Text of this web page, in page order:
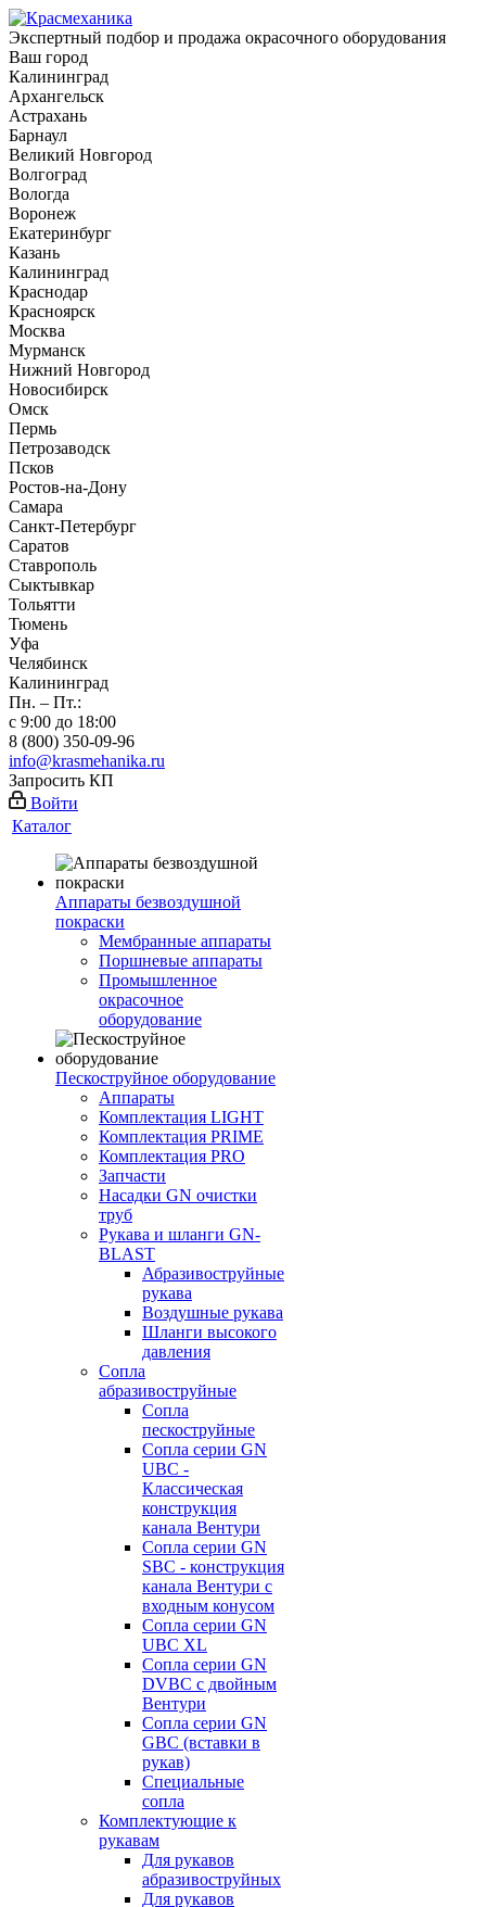
Экспертный подбор и продажа окрасочного оборудования
Ваш город
Калининград
Архангельск
Астрахань
Барнаул
Великий Новгород
Волгоград
Вологда
Воронеж
Екатеринбург
Казань
Калининград
Краснодар
Красноярск
Москва
Мурманск
Нижний Новгород
Новосибирск
Омск
Пермь
Петрозаводск
Псков
Ростов-на-Дону
Самара
Санкт-Петербург
Саратов
Ставрополь
Сыктывкар
Тольятти
Тюмень
Уфа
Челябинск
Калининград
Пн. – Пт.:
с 9:00 до 18:00
8 (800) 350-09-96
info@krasmehanika.ru
Запросить КП
Войти
Каталог
Аппараты безвоздушной
покраски
Мембранные аппараты
Поршневые аппараты
Промышленное
окрасочное
оборудование
Пескоструйное оборудование
Аппараты
Комплектация LIGHT
Комплектация PRIME
Комплектация PRO
Запчасти
Насадки GN очистки
труб
Рукава и шланги GN-
BLAST
Абразивоструйные
рукава
Воздушные рукава
Шланги высокого
давления
Сопла
абразивоструйные
Сопла
пескоструйные
Сопла серии GN
UBC -
Классическая
конструкция
канала Вентури
Сопла серии GN
SBC - конструкция
канала Вентури c
входным конусом
Сопла серии GN
UBC XL
Сопла серии GN
DVBC с двойным
Вентури
Сопла серии GN
GBC (вставки в
рукав)
Специальные
сопла
Комплектующие к
рукавам
Для рукавов
абразивоструйных
Для рукавов